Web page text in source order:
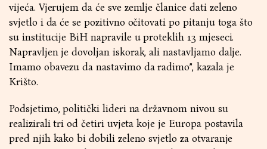
vijeća. Vjerujem da će sve zemlje članice dati zeleno
svjetlo i da će se pozitivno očitovati po pitanju toga što
su institucije BiH napravile u proteklih 13 mjeseci.
Napravljen je dovoljan iskorak, ali nastavljamo dalje.
Imamo obavezu da nastavimo da radimo”, kazala je
Krišto.
Podsjetimo, politički lideri na državnom nivou su
realizirali tri od četiri uvjeta koje je Europa postavila
pred njih kako bi dobili zeleno svjetlo za otvaranje